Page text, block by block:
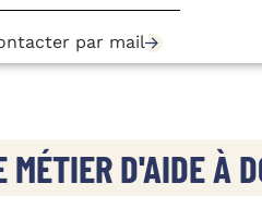
par mail
MÉTIER D'AIDE À